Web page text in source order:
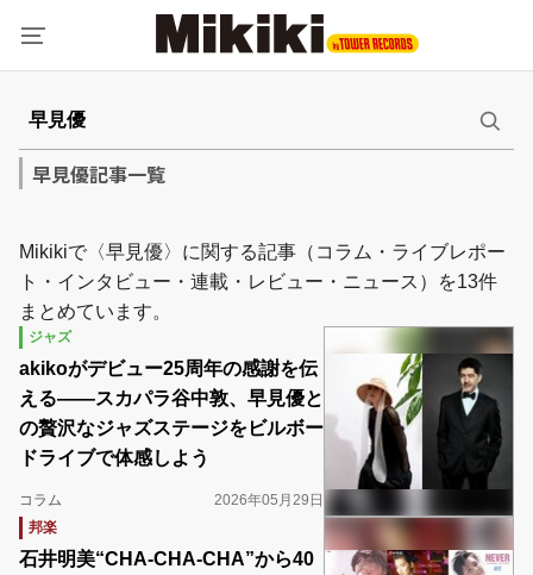
早見優記事一覧
Mikikiで〈早見優〉に関する記事（コラム・ライブレポー
ト・インタビュー・連載・レビュー・ニュース）を13件
まとめています。
ジャズ
akikoがデビュー25周年の感謝を伝
える――スカパラ谷中敦、早見優と
の贅沢なジャズステージをビルボー
ドライブで体感しよう
コラム
2026年05月29日
邦楽
石井明美“CHA-CHA-CHA”から40